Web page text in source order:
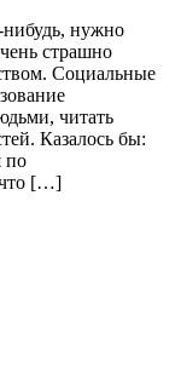
нибудь, нужно
страшно
Социальные
читать
Казалось бы:
по
что […]